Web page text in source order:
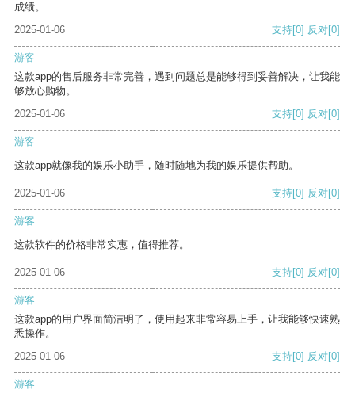
成绩。
2025-01-06
支持[0] 反对[0]
游客
这款app的售后服务非常完善，遇到问题总是能够得到妥善解决，让我能
够放心购物。
2025-01-06
支持[0] 反对[0]
游客
这款app就像我的娱乐小助手，随时随地为我的娱乐提供帮助。
2025-01-06 支持[0] 反对[0]
游客
这款软件的价格非常实惠，值得推荐。
2025-01-06 支持[0] 反对[0]
游客
这款app的用户界面简洁明了，使用起来非常容易上手，让我能够快速熟
悉操作。
2025-01-06
支持[0] 反对[0]
游客